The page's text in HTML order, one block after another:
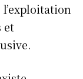
et